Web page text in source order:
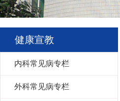
健康宣教
内科常见病专栏
外科常见病专栏